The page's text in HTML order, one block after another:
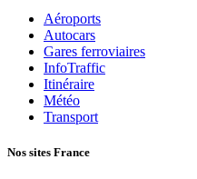
Aéroports
Autocars
Gares ferroviaires
InfoTraffic
Itinéraire
Météo
Transport
Nos sites France